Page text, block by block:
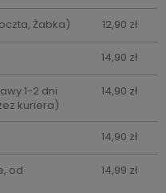
Żabka) 12,90 zł
14,90 zł
1-2 dni
kuriera)
14,90 zł
14,90 zł
od
14,99 zł